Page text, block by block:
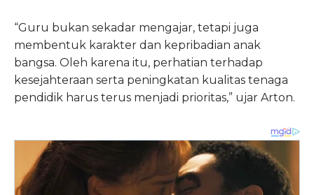
“Guru bukan sekadar mengajar, tetapi juga
membentuk karakter dan kepribadian anak
bangsa. Oleh karena itu, perhatian terhadap
kesejahteraan serta peningkatan kualitas tenaga
pendidik harus terus menjadi prioritas,” ujar Arton.